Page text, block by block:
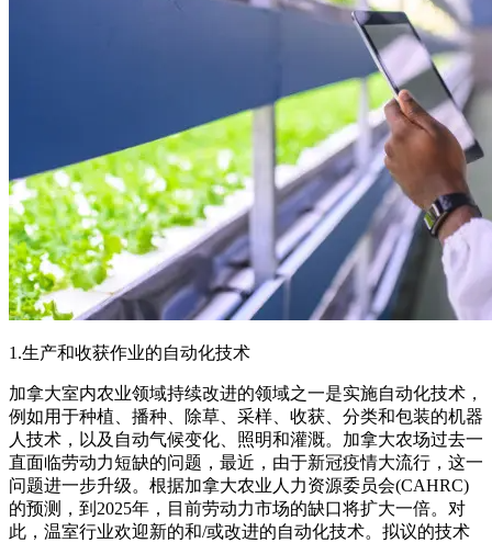
1.生产和收获作业的自动化技术
加拿大室内农业领域持续改进的领域之一是实施自动化技术，
例如用于种植、播种、除草、采样、收获、分类和包装的机器
人技术，以及自动气候变化、照明和灌溉。加拿大农场过去一
直面临劳动力短缺的问题，最近，由于新冠疫情大流行，这一
问题进一步升级。根据加拿大农业人力资源委员会(CAHRC)
的预测，到2025年，目前劳动力市场的缺口将扩大一倍。对
此，温室行业欢迎新的和/或改进的自动化技术。拟议的技术